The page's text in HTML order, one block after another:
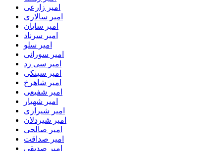
امیر زارعی
امیر سالاری
امیر سایان
امیر سرناد
امیر سلو
امیر سورانی
امیر سی زد
امیر سینکی
امیر شاهرخ
امیر شفیعی
امیر شهیار
امیر شیرازی
امیر شیردلان
امیر صالحی
امیر صداقت
امیر صدیقی